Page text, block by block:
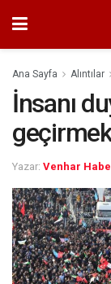
Ana Sayfa Alıntılar
İnsanı
Yazar: Venhar